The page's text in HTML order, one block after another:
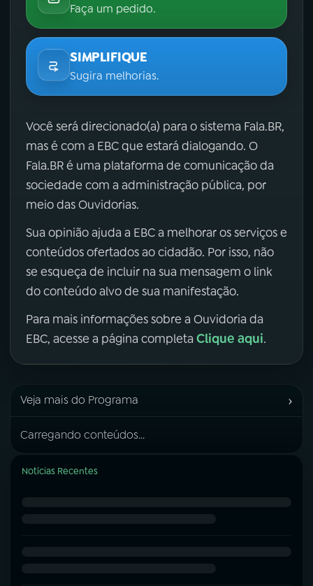
Faça um pedido.
SIMPLIFIQUE
Sugira melhorias.
Você será direcionado(a) para o sistema Fala.BR,
mas é com a EBC que estará dialogando. O
Fala.BR é uma plataforma de comunicação da
sociedade com a administração pública, por
meio das Ouvidorias.
Sua opinião ajuda a EBC a melhorar os serviços e
conteúdos ofertados ao cidadão. Por isso, não
se esqueça de incluir na sua mensagem o link
do conteúdo alvo de sua manifestação.
Para mais informações sobre a Ouvidoria da
EBC, acesse a página completa Clique aqui.
Veja mais do Programa ›
Carregando conteúdos...
Notícias Recentes